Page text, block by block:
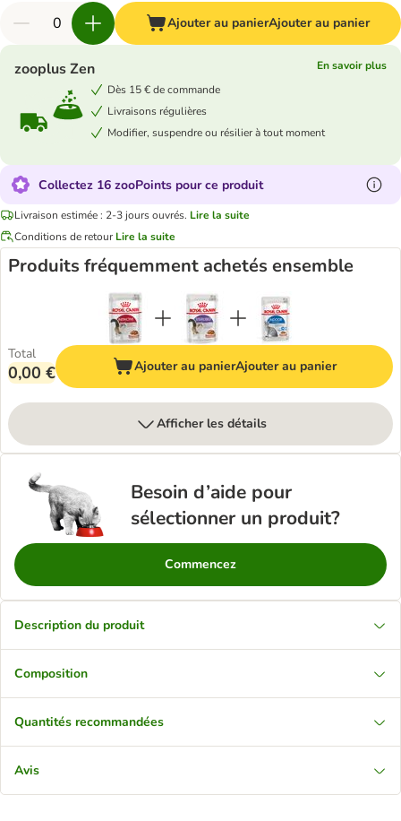
Ajouter au panierAjouter au panier
zooplus Zen
En savoir plus
Dès 15 € de commande
Livraisons régulières
Modifier, suspendre ou résilier à tout moment
Collectez 16 zooPoints pour ce produit
Livraison estimée : 2-3 jours ouvrés. Lire la suite
Conditions de retour Lire la suite
Produits fréquemment achetés ensemble
Total
0,00 € Ajouter au panierAjouter au panier
Afficher les détails
Besoin d’aide pour
sélectionner un produit?
Commencez
Description du produit
Composition
Quantités recommandées
Avis